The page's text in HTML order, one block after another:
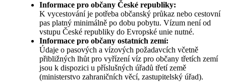
Informace pro občany České republiky:
K vycestování je potřeba občanský průkaz nebo cestovní
pas platný minimálně po dobu pobytu. Vízum není od
vstupu České republiky do Evropské unie nutné.
Informace pro občany ostatních zemí:
Údaje o pasových a vízových požadavcích včetně
přibližných lhůt pro vyřízení víz pro občany třetích zemí
jsou k dispozici u příslušných úřadů třetí země
(ministerstvo zahraničních věcí, zastupitelský úřad).